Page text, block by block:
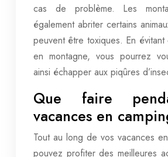
cas de problème. Les
également abriter certains
peuvent être toxiques. En
en montagne, vous pourrez
ainsi échapper aux piqûres
Que faire
vacances en
Tout au long de vos vacances
pouvez profiter des meilleures